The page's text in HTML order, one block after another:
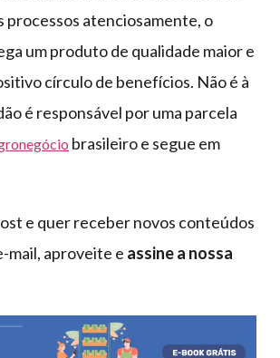
processos atenciosamente, o
um produto de qualidade maior e
círculo de benefícios. Não é à
é responsável por uma parcela
brasileiro e segue em
e quer receber novos conteúdos
mail, aproveite e assine a nossa